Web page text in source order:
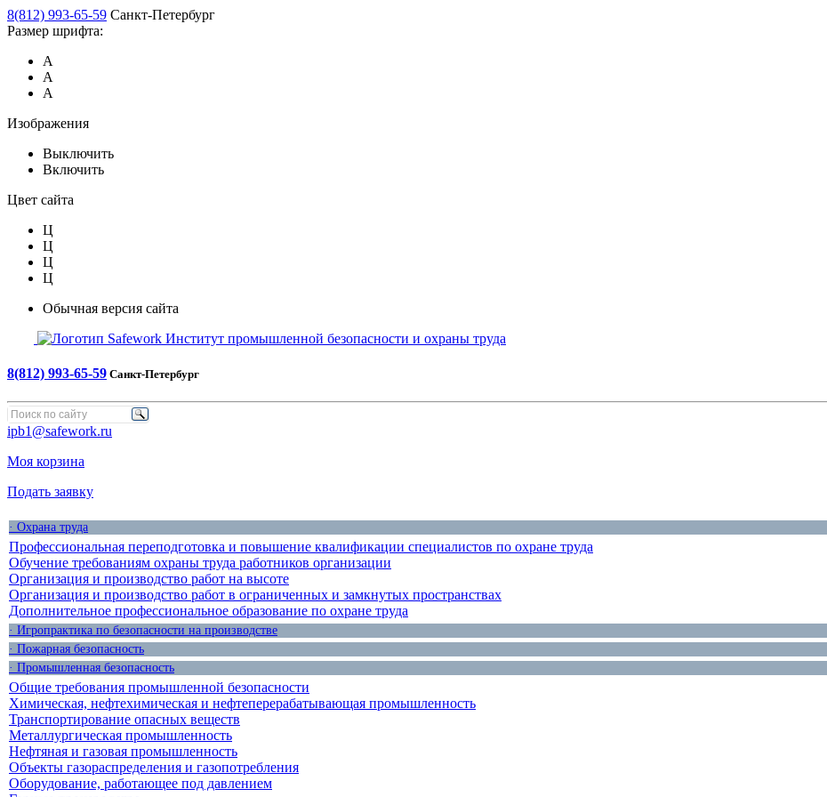
8(812) 993-65-59 Санкт-Петербург
Размер шрифта:
А
А
А
Изображения
Выключить
Включить
Цвет сайта
Ц
Ц
Ц
Ц
Обычная версия сайта
Safework Институт промышленной безопасности и охраны труда
8(812) 993-65-59 Санкт-Петербург
ipb1@safework.ru
Моя корзина
Подать заявку
· Охрана труда
Профессиональная переподготовка и повышение квалификации специалистов по охране труда
Обучение требованиям охраны труда работников организации
Организация и производство работ на высоте
Организация и производство работ в ограниченных и замкнутых пространствах
Дополнительное профессиональное образование по охране труда
· Игропрактика по безопасности на производстве
· Пожарная безопасность
· Промышленная безопасность
Общие требования промышленной безопасности
Химическая, нефтехимическая и нефтеперерабатывающая промышленность
Транспортирование опасных веществ
Металлургическая промышленность
Нефтяная и газовая промышленность
Объекты газораспределения и газопотребления
Оборудование, работающее под давлением